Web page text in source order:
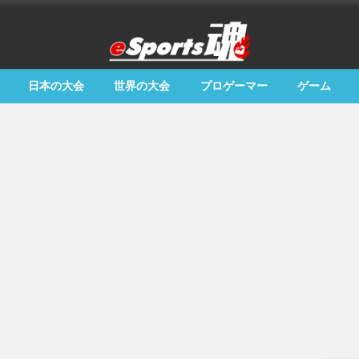
日本の大会 世界の大会 プロゲーマー ゲーム